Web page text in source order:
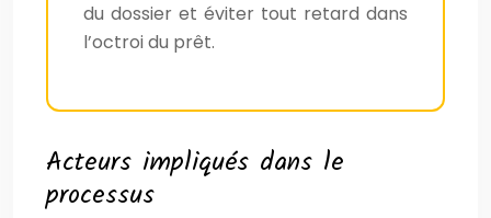
du dossier et éviter tout retard dans
l’octroi du prêt.
Acteurs impliqués dans le
processus